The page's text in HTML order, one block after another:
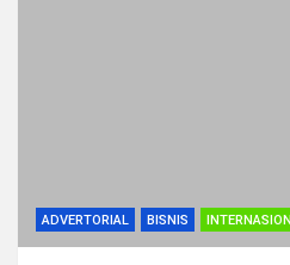
ADVERTORIAL BISNIS